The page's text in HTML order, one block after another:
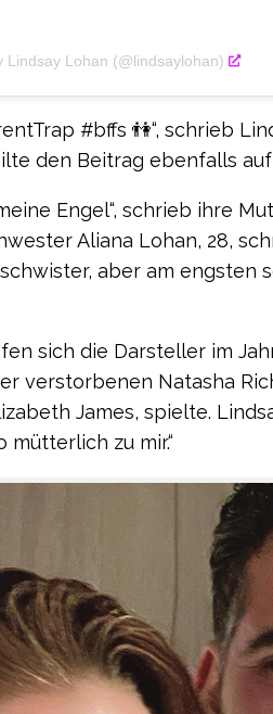
Lindsay Lohan (@lindsaylohan)
#bffs 👫“, schrieb
den Beitrag ebenfalls
Engel“, schrieb ihre
Aliana Lohan, 28,
aber am engsten
sich die Darsteller im
verstorbenen Natasha
James, spielte.
mütterlich zu mir.“